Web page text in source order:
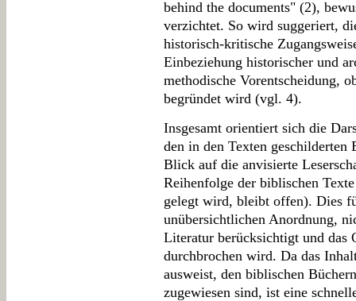
behind the documents" (2),
verzichtet. So wird suggeriert,
historisch-kritische
Einbeziehung historischer und
methodische Vorentscheidung,
begründet wird (vgl. 4).
Insgesamt orientiert sich die
den in den Texten
Blick auf die anvisierte
Reihenfolge der biblischen
gelegt wird, bleibt offen). Dies
unübersichtlichen Anordnung,
Literatur berücksichtigt und das
durchbrochen wird. Da das
ausweist, den biblischen
zugewiesen sind, ist eine